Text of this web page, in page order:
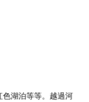
湖泊等等。越過河